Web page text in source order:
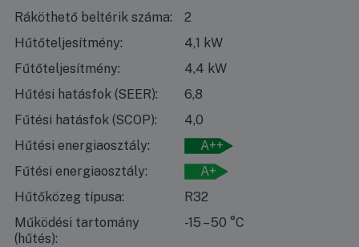
Ráköthető beltérik száma:
2
Hűtőteljesítmény:
4,1 kW
Fűtőteljesítmény:
4,4 kW
Hűtési hatásfok (SEER):
6,8
Fűtési hatásfok (SCOP):
4,0
Hűtési energiaosztály:
A++
Fűtési energiaosztály:
A+
Hűtőközeg típusa:
R32
Működési tartomány
(hűtés):
-15 – 50 °C